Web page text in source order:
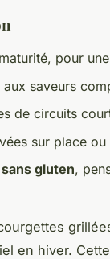
pour
aux saveurs
de circuits
sur place
sans gluten,
en hiver.